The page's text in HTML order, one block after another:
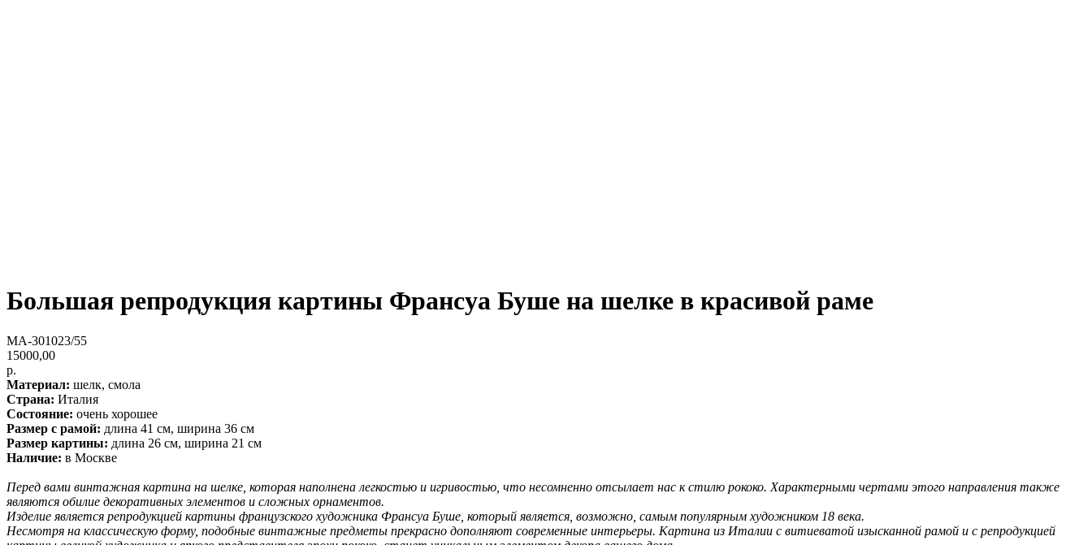
Большая репродукция картины Франсуа Буше на шелке в красивой раме
MA-301023/55
15000,00
р.
Материал: шелк, смола
Страна: Италия
Состояние: очень хорошее
Размер с рамой: длина 41 см, ширина 36 см
Размер картины: длина 26 см, ширина 21 см
Наличие: в Москве
Перед вами винтажная картина на шелке, которая наполнена легкостью и игривостью, что несомненно отсылает нас к стилю рококо. Характерными чертами этого направления также
являются обилие декоративных элементов и сложных орнаментов.
Изделие является репродукцией картины французского художника Франсуа Буше, который является, возможно, самым популярным художником 18 века.
Несмотря на классическую форму, подобные винтажные предметы прекрасно дополняют современные интерьеры. Картина из Италии с витиеватой изысканной рамой и с репродукцией